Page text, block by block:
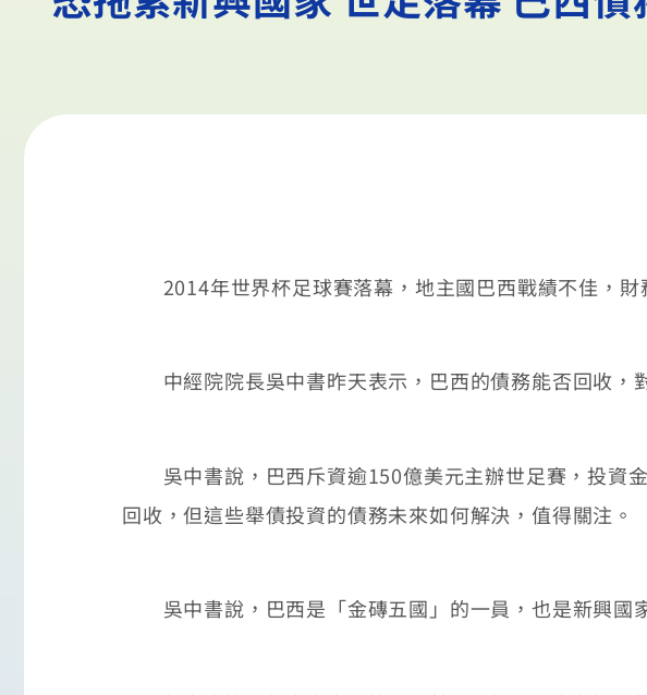
2014年世界杯足球賽落幕，地主國巴西戰績不佳，財
中經院院長吳中書昨天表示，巴西的債務能否回收，
吳中書說，巴西斥資逾150億美元主辦世足賽，投資
回收，但這些舉債投資的債務未來如何解決，值得關注。
吳中書說，巴西是「金磚五國」的一員，也是新興國